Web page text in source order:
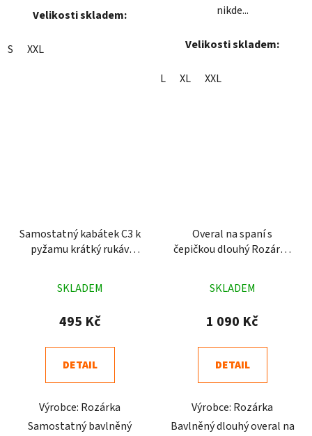
Velikosti skladem:
S XXL
nikde...
Velikosti skladem:
L XL XXL
Samostatný kabátek C3 k
pyžamu krátký rukáv
hodnocení
produktu
4,9
z
hvězdiček.
SKLADEM
495 Kč
DETAIL
Výrobce: Rozárka
Samostatný bavlněný
Overal na spaní s
čepičkou dlouhý Rozárka
hodnocení
produktu
4,9
z
hvězdiček.
SKLADEM
1 090 Kč
DETAIL
Výrobce: Rozárka
Bavlněný dlouhý overal na